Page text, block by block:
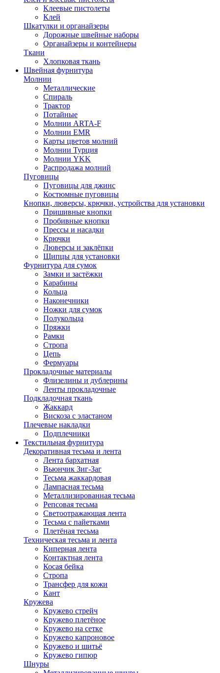
Клеевые пистолеты
Клей
Шкатулки и органайзеры
Дорожные швейные наборы
Органайзеры и контейнеры
Ткани
Хлопковая ткань
Швейная фурнитура
Молнии
Металлические
Спираль
Трактор
Потайные
Молнии ARTA-F
Молнии EMR
Карты цветов молний
Молнии Турция
Молнии YKK
Распродажа молний
Пуговицы
Пуговицы для джинс
Костюмные пуговицы
Кнопки, люверсы, крючки, устройства для установки
Пришивные кнопки
Пробивные кнопки
Прессы и насадки
Крючки
Люверсы и заклёпки
Щипцы для установки
Фурнитура для сумок
Замки и застёжки
Карабины
Кольца
Наконечники
Ножки для сумок
Полукольца
Пряжки
Рамки
Стропа
Цепь
Фермуары
Прокладочные материалы
Флизелины и дублерины
Ленты прокладочные
Подкладочная ткань
Жаккард
Вискоза с эластаном
Плечевые накладки
Подплечники
Текстильная фурнитура
Декоративная тесьма и лента
Лента бархатная
Вьюнчик Зиг-Заг
Тесьма жаккардовая
Лампасная тесьма
Металлизированная тесьма
Репсовая тесьма
Светоотражающая лента
Тесьма с пайетками
Плетёная тесьма
Техническая тесьма и лента
Киперная лента
Контактная лента
Косая бейка
Стропа
Трансфер для кожи
Кант
Кружева
Кружево стрейч
Кружево плетёное
Кружево на сетке
Кружево капроновое
Кружево и шитьё
Кружево гипюр
Шнуры